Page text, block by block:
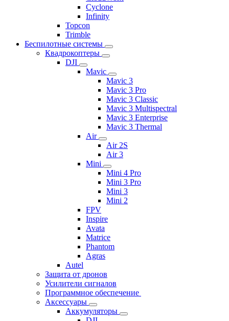
Cyclone
Infinity
Topcon
Trimble
Беспилотные системы
Квадрокоптеры
DJI
Mavic
Mavic 3
Mavic 3 Pro
Mavic 3 Classic
Mavic 3 Multispectral
Mavic 3 Enterprise
Mavic 3 Thermal
Air
Air 2S
Air 3
Mini
Mini 4 Pro
Mini 3 Pro
Mini 3
Mini 2
FPV
Inspire
Avata
Matrice
Phantom
Agras
Autel
Защита от дронов
Усилители сигналов
Программное обеспечение
Аксессуары
Аккумуляторы